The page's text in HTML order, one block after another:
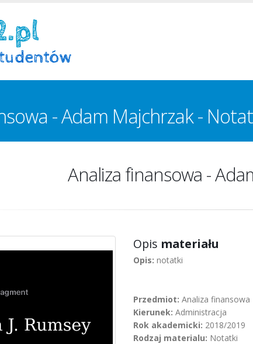
- Adam Majchrzak -
Analiza finansowa -
Opis materiału
Opis: notatki
Przedmiot: Analiza finansowa
Kierunek: Administracja
Rok akademicki: 2018/2019
Rodzaj materialu: Notatki